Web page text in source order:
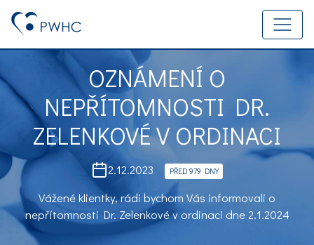
OZNÁMENÍ O
NEPŘÍTOMNOSTI DR.
ZELENKOVÉ V ORDINACI
2.12.2023 PŘED 979 DNY
Vážené klientky, rádi bychom Vás informovali o
nepřítomnosti Dr. Zelenkové v ordinaci dne 2.1.2024